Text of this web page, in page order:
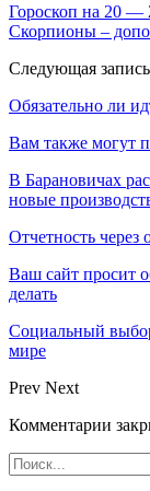
Гороскоп на 20 —
Скорпионы –
Следующая запись
Обязательно ли
Вам также могут
В Барановичах
новые
Отчетность
Ваш сайт просит
делать
Социальный
мире
Prev Next
Комментарии